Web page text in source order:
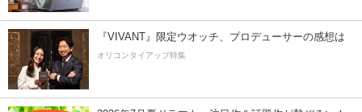
『VIVANT』限定ウオッチ、プロデューサーの感想は
オリコンタイアップ特集